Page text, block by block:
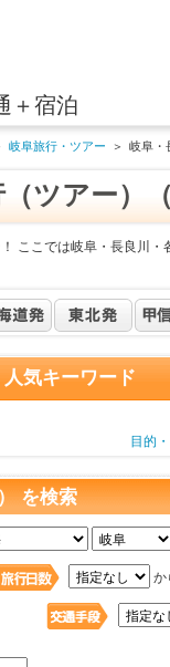
＋宿泊
岐阜旅行・ツアー ＞ 岐阜・
ツアー）（
ここでは岐阜・長良川
気キーワード
目的
を検索
か